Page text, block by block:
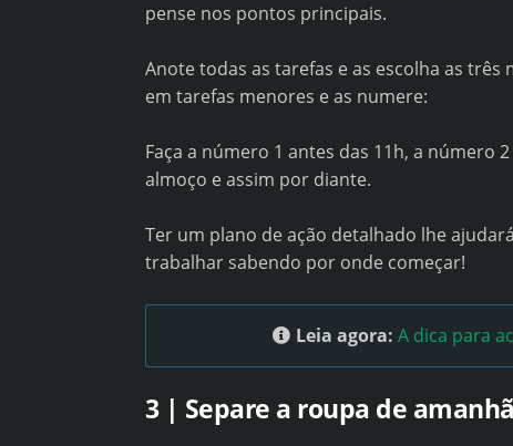
pense nos pontos principais.
Anote todas as tarefas e as escolha as
em tarefas menores e as numere:
Faça a número 1 antes das 11h, a número
almoço e assim por diante.
Ter um plano de ação detalhado lhe
trabalhar sabendo por onde começar!
Leia agora: A dica para
3 | Separe a roupa de amanhã